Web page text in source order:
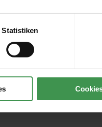
Statistiken